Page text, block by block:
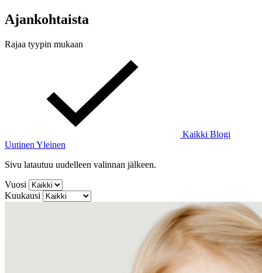
Ajankohtaista
Rajaa tyypin mukaan
Kaikki Blogi
Uutinen Yleinen
Sivu latautuu uudelleen valinnan jälkeen.
Vuosi
Kuukausi